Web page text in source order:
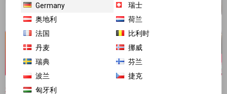
对不起-这个产品已经不再提供
Germany
瑞士
奥地利
荷兰
法国
比利时
丹麦
挪威
瑞典
芬兰
波兰
捷克
匈牙利